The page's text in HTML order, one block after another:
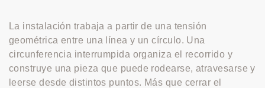
La instalación trabaja a partir de una tensión
geométrica entre una línea y un círculo. Una
circunferencia interrumpida organiza el recorrido y
construye una pieza que puede rodearse, atravesarse y
leerse desde distintos puntos. Más que cerrar el